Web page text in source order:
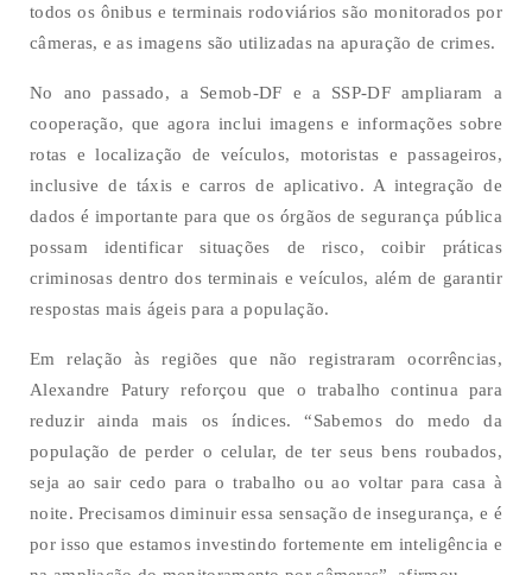
todos os ônibus e terminais rodoviários são monitorados por
câmeras, e as imagens são utilizadas na apuração de crimes.
No ano passado, a Semob-DF e a SSP-DF ampliaram a
cooperação, que agora inclui imagens e informações sobre
rotas e localização de veículos, motoristas e passageiros,
inclusive de táxis e carros de aplicativo. A integração de
dados é importante para que os órgãos de segurança pública
possam identificar situações de risco, coibir práticas
criminosas dentro dos terminais e veículos, além de garantir
respostas mais ágeis para a população.
Em relação às regiões que não registraram ocorrências,
Alexandre Patury reforçou que o trabalho continua para
reduzir ainda mais os índices. “Sabemos do medo da
população de perder o celular, de ter seus bens roubados,
seja ao sair cedo para o trabalho ou ao voltar para casa à
noite. Precisamos diminuir essa sensação de insegurança, e é
por isso que estamos investindo fortemente em inteligência e